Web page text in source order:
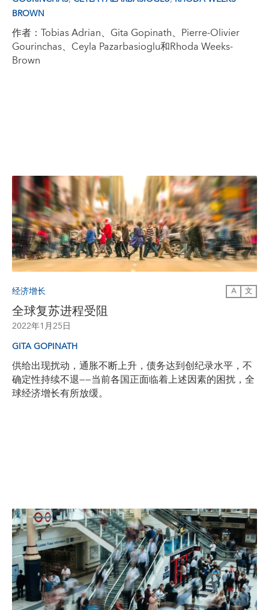
BROWN
作者：Tobias Adrian、Gita Gopinath、Pierre-Olivier
Gourinchas、Ceyla Pazarbasioglu和Rhoda Weeks-
Brown
经济增长 A 文
全球复苏进程受阻
2022年1月25日
GITA GOPINATH
供给出现扰动，通胀不断上升，债务达到创纪录水平，不
确定性持续不退——当前各国正面临着上述因素的困扰，全
球经济增长有所放缓。